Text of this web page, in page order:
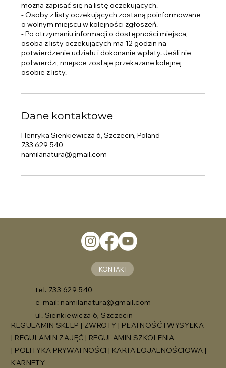
można zapisać się na listę oczekujących.
- Osoby z listy oczekujących zostaną poinformowane
o wolnym miejscu w kolejności zgłoszeń.
- Po otrzymaniu informacji o dostępności miejsca,
osoba z listy oczekujących ma 12 godzin na
potwierdzenie udziału i dokonanie wpłaty. Jeśli nie
potwierdzi, miejsce zostaje przekazane kolejnej
osobie z listy.
Dane kontaktowe
Henryka Sienkiewicza 6, Szczecin, Poland
733 629 540
namilanatura@gmail.com
tel. 733 629 540
e-mail: namilanatura@gmail.com
ul. Sienkiewicza 6, Szczecin
KONTAKT
REGULAMIN SKLEP | ZWROTY | PŁATNOŚĆ I WYSYŁKA
| REGULAMIN ZAJĘĆ | REGULAMIN SZKOLENIA
| POLITYKA PRYWATNOŚCI | KARTA LOJALNOŚCIOWA |
KARNETY